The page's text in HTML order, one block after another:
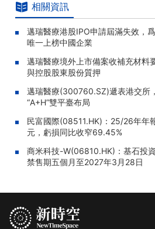
相關資訊
邁瑞醫療港股IPO申請屆滿失效，
唯一上榜中國企業
邁瑞醫療境外上市備案收補充材料
與控股股東股份質押
邁瑞醫療(300760.SZ)遞表港交所
“A+H”雙平臺布局
民富國際(08511.HK)：25/26年年
元，虧損同比收窄69.45%
商米科技-W(06810.HK)：基石投
禁售期五個月至2027年3月28日